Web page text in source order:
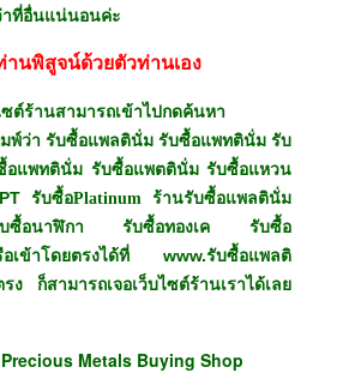
าที่อื่นแน่นอนค่ะ
นพิสูจน์ด้วยตัวท่านเอง
ซต์ร้านสามารถเข้าไปกดค้นหา
พ์ว่า รับซื้อแพลตินั่ม รับซื้อแพทตินั่ม รับ
อแพทตินั่ม รับซื้อแพตตินั่ม รับซื้อแหวน
รับซื้อPlatinum ร้านรับซื้อแพลตินั่ม
นาฬิกา รับซื้อทองเค รับซื้อ
เข้าโดยตรงได้ที่www.รับซื้อแพลติ
ก็สามารถเจอเว็บไซต์ร้านเราได้เลย
Metals Buying Shop